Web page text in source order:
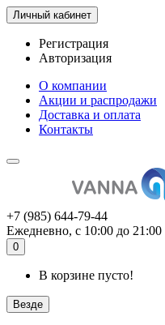
Личный кабинет
Регистрация
Авторизация
О компании
Акции и распродажи
Доставка и оплата
Контакты
+7 (985) 644-79-44
Ежедневно, с 10:00 до 21:00
0
В корзине пусто!
Везде